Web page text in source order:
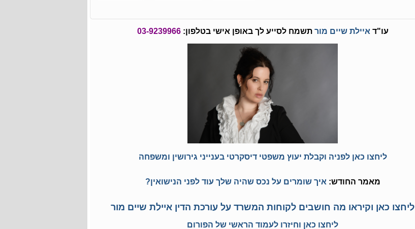
עו"ד איילת שיים מור תשמח לסייע לך באופן אישי בטלפון:03-9239966
ליחצו כאן לפניה וקבלת יעוץ משפטי דיסקרטי בענייני גירושין ומשפחה
מאמר החודש: איך שומרים על נכס שהיה שלך עוד לפני הנישואין?
ליחצו כאן וקיראו מה חושבים לקוחות המשרד על עורכת הדין איילת שיים מור
ליחצו כאן וחיזרו לעמוד הראשי של הפורום